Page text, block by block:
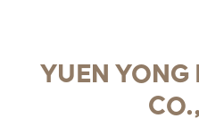
YUEN YONG